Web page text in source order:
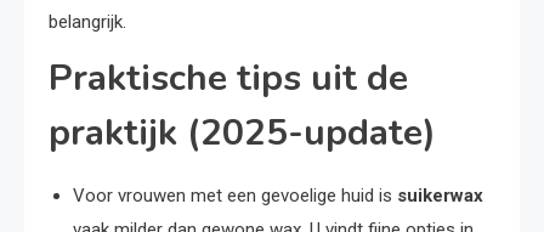
belangrijk.
Praktische tips uit de
praktijk (2025-update)
Voor vrouwen met een gevoelige huid is suikerwax